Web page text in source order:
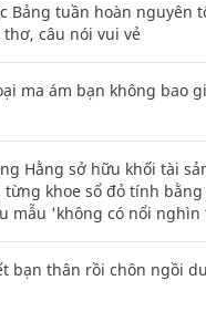
Bảng tuần hoàn nguyên
câu nói vui vẻ
ma ám bạn không bao
Hằng sở hữu khối tài
khoe sổ đỏ tính bằng
mẫu 'không có nổi nghìn
bạn thân rồi chôn ngồi